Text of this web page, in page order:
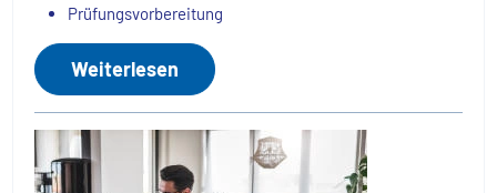
Prüfungsvorbereitung
Weiterlesen